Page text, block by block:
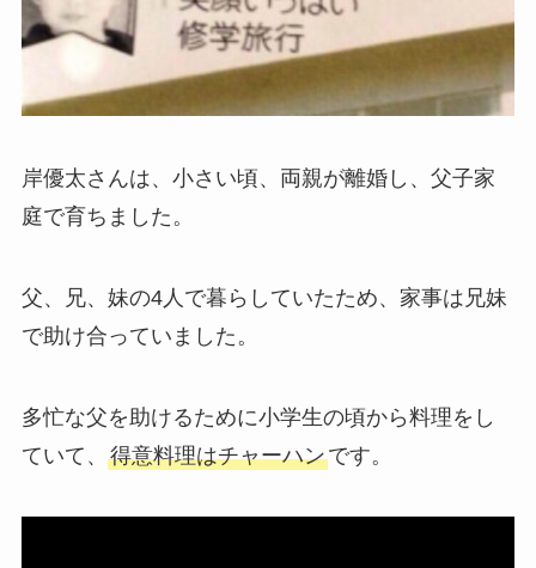
岸優太さんは、小さい頃、両親が離婚し、父子家
庭で育ちました。
父、兄、妹の4人で暮らしていたため、家事は兄妹
で助け合っていました。
多忙な父を助けるために小学生の頃から料理をし
ていて、 得意料理はチャーハンです。